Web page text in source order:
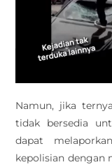
Namun, jika
tidak bersedia
dapat
kepolisian dengan